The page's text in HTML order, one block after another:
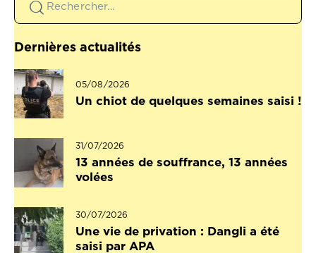
Dernières actualités
05/08/2026
Un chiot de quelques semaines saisi !
31/07/2026
13 années de souffrance, 13 années
volées
30/07/2026
Une vie de privation : Dangli a été
saisi par APA